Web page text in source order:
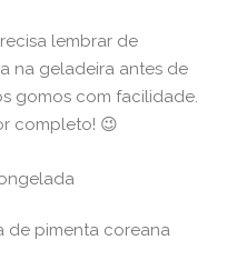
lembrar de
na geladeira antes de
gomos com facilidade.
completo! 😉
de pimenta coreana